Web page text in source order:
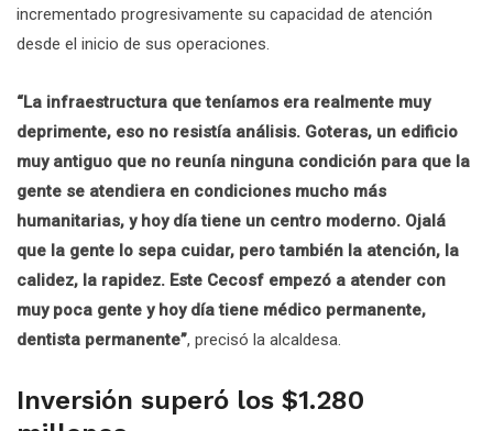
incrementado progresivamente su capacidad de atención
desde el inicio de sus operaciones.
“La infraestructura que teníamos era realmente muy
deprimente, eso no resistía análisis. Goteras, un edificio
muy antiguo que no reunía ninguna condición para que la
gente se atendiera en condiciones mucho más
humanitarias, y hoy día tiene un centro moderno. Ojalá
que la gente lo sepa cuidar, pero también la atención, la
calidez, la rapidez. Este Cecosf empezó a atender con
muy poca gente y hoy día tiene médico permanente,
dentista permanente”, precisó la alcaldesa.
Inversión superó los $1.280